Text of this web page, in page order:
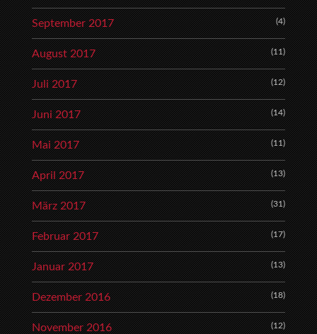
September 2017 (4)
August 2017 (11)
Juli 2017 (12)
Juni 2017 (14)
Mai 2017 (11)
April 2017 (13)
März 2017 (31)
Februar 2017 (17)
Januar 2017 (13)
Dezember 2016 (18)
November 2016 (12)